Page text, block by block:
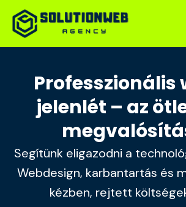
Professzionális
jelenlét – az
Segítünk eligazodni a
Webdesign, karbantartás és
kézben, rejtett